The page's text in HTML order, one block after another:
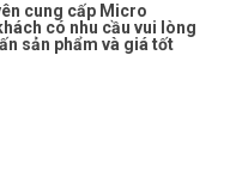
cung cấp Micro
có nhu cầu vui lòng
sản phẩm và giá tốt